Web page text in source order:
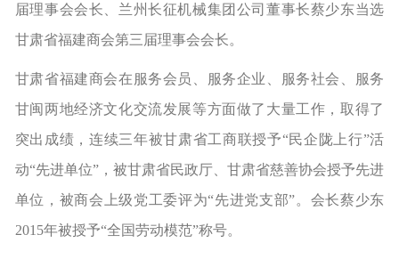
届理事会会长、兰州长征机械集团公司董事长蔡少东当选
甘肃省福建商会第三届理事会会长。
甘肃省福建商会在服务会员、服务企业、服务社会、服务
甘闽两地经济文化交流发展等方面做了大量工作，取得了
突出成绩，连续三年被甘肃省工商联授予“民企陇上行”活
动“先进单位”，被甘肃省民政厅、甘肃省慈善协会授予先进
单位，被商会上级党工委评为“先进党支部”。会长蔡少东
2015年被授予“全国劳动模范”称号。